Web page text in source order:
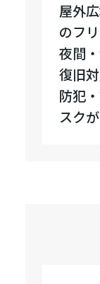
屋外
のフ
夜間
復旧
防犯
スク